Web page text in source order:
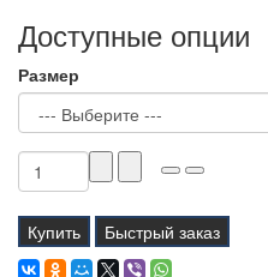
Доступные опции
Размер
Купить Быстрый заказ